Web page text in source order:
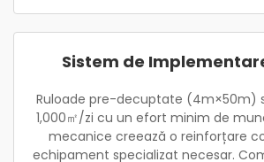
Sistem de
Ruloade pre-decuptate (4m×50m)
1,000㎡/zi cu un efort minim de
mecanice creează o reinforțare
echipament specializat necesar.